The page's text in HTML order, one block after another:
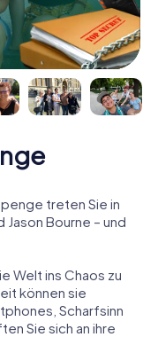
treten Sie in
Bourne – und
Welt ins Chaos zu
können sie
Scharfsinn
Sie sich an ihre